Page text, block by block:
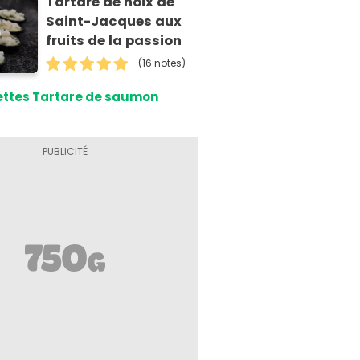
Saint-Jacques aux
fruits de la passion
(16 notes)
Tartare de saumon